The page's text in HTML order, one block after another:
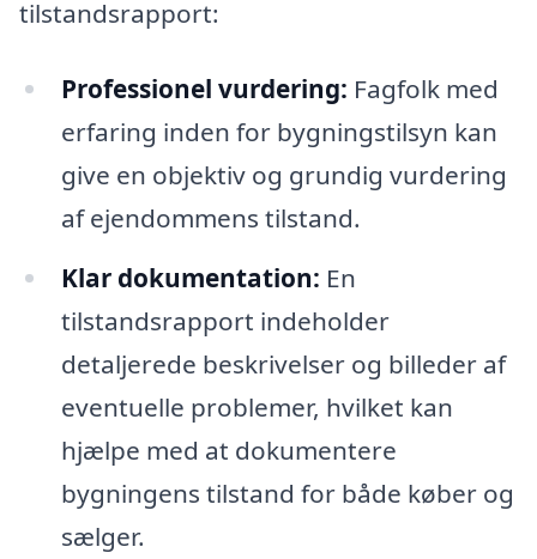
tilstandsrapport:
Professionel vurdering: Fagfolk med
erfaring inden for bygningstilsyn kan
give en objektiv og grundig vurdering
af ejendommens tilstand.
Klar dokumentation: En
tilstandsrapport indeholder
detaljerede beskrivelser og billeder af
eventuelle problemer, hvilket kan
hjælpe med at dokumentere
bygningens tilstand for både køber og
sælger.